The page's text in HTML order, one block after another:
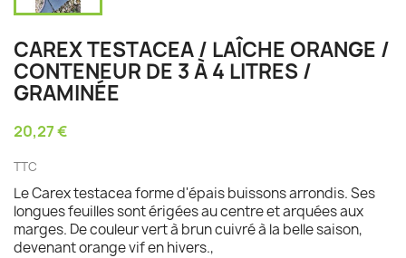
CAREX TESTACEA / LAÎCHE ORANGE /
CONTENEUR DE 3 À 4 LITRES /
GRAMINÉE
20,27 €
TTC
Le Carex testacea forme d'épais buissons arrondis. Ses
longues feuilles sont érigées au centre et arquées aux
marges. De couleur vert à brun cuivré à la belle saison,
devenant orange vif en hivers.,